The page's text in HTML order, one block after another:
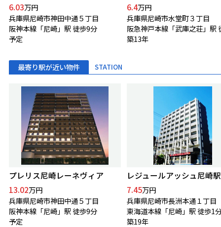
6.03万円
兵庫県尼崎市神田中通５丁目
阪神本線「尼崎」駅 徒歩9分
予定
6.4万円
兵庫県尼崎市水堂町３丁目
築13年
最寄り駅が近い物件 STATION
プレリス尼崎レーネヴィア
13.02万円
兵庫県尼崎市神田中通５丁目
阪神本線「尼崎」駅 徒歩9分
予定
レジュールアッシュ尼崎
7.45万円
兵庫県尼崎市長洲本通１丁目
東海道本線「尼崎」駅 徒歩1
築19年